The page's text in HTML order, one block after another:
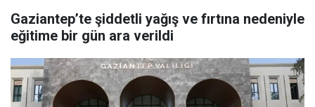
Gaziantep’te şiddetli yağış ve fırtına nedeniyle
eğitime bir gün ara verildi